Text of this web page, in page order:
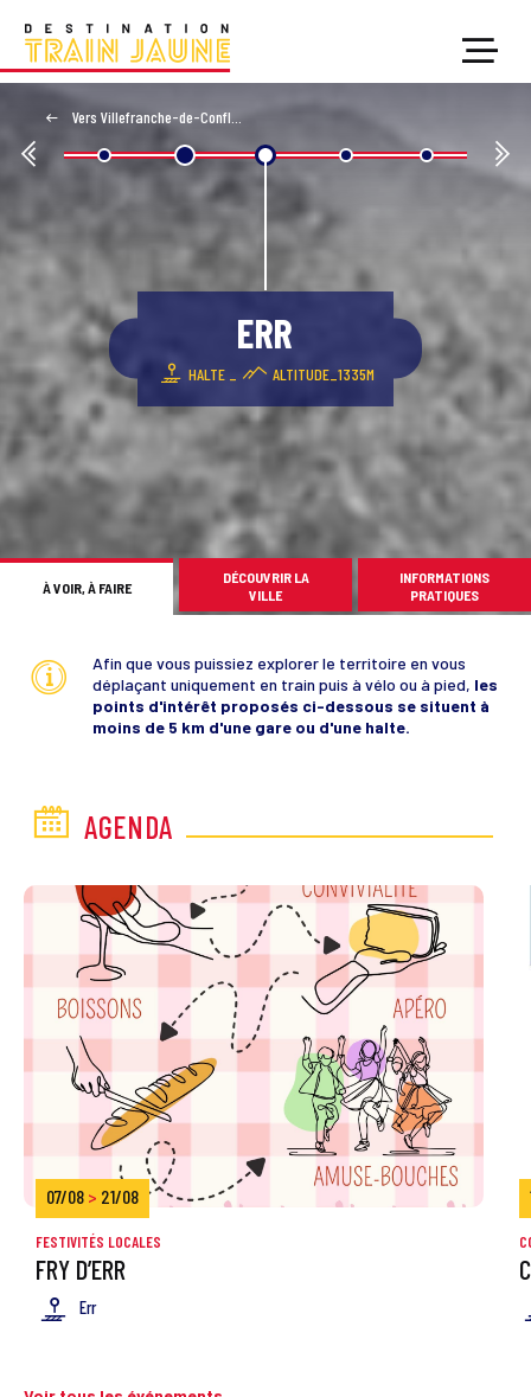
Vers Villefranche-de-Conflent
ERR
HALTE _ ALTITUDE_1335M
À VOIR, À FAIRE
DÉCOUVRIR LA
VILLE
INFORMATIONS
PRATIQUES
Afin que vous puissiez explorer le territoire en vous
déplaçant uniquement en train puis à vélo ou à pied, les
points d'intérêt proposés ci-dessous se situent à
moins de 5 km d'une gare ou d'une halte.
AGENDA
07/08 > 21/08
FESTIVITÉS LOCALES
FRY D’ERR
Err